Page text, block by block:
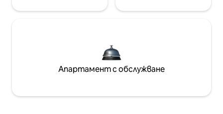
Апартамент с обслужване